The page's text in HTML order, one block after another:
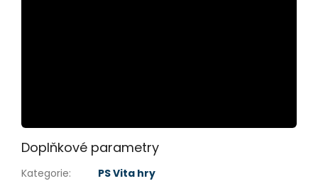
Doplňkové parametry
Kategorie:
PS Vita hry